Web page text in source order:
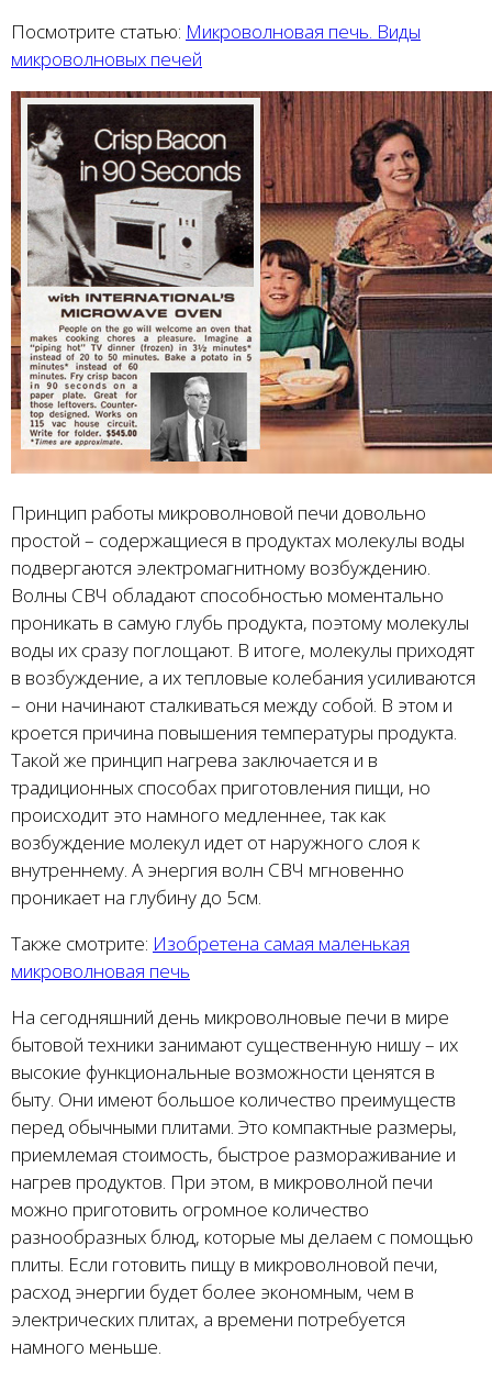
Посмотрите статью: Микроволновая печь. Виды
микроволновых печей
Принцип работы микроволновой печи довольно
простой – содержащиеся в продуктах молекулы воды
подвергаются электромагнитному возбуждению.
Волны СВЧ обладают способностью моментально
проникать в самую глубь продукта, поэтому молекулы
воды их сразу поглощают. В итоге, молекулы приходят
в возбуждение, а их тепловые колебания усиливаются
– они начинают сталкиваться между собой. В этом и
кроется причина повышения температуры продукта.
Такой же принцип нагрева заключается и в
традиционных способах приготовления пищи, но
происходит это намного медленнее, так как
возбуждение молекул идет от наружного слоя к
внутреннему. А энергия волн СВЧ мгновенно
проникает на глубину до 5см.
Также смотрите: Изобретена самая маленькая
микроволновая печь
На сегодняшний день микроволновые печи в мире
бытовой техники занимают существенную нишу – их
высокие функциональные возможности ценятся в
быту. Они имеют большое количество преимуществ
перед обычными плитами. Это компактные размеры,
приемлемая стоимость, быстрое размораживание и
нагрев продуктов. При этом, в микроволной печи
можно приготовить огромное количество
разнообразных блюд, которые мы делаем с помощью
плиты. Если готовить пищу в микроволновой печи,
расход энергии будет более экономным, чем в
электрических плитах, а времени потребуется
намного меньше.